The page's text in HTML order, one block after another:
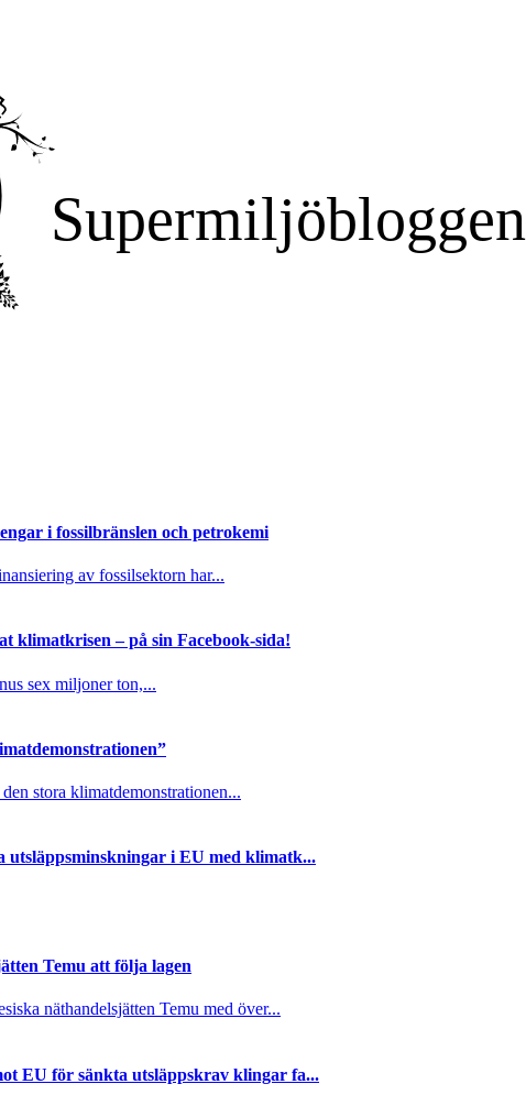
Supermiljöbloggen
i fossilbränslen och petrokemi
av fossilsektorn har...
klimatkrisen – på sin Facebook-sida!
sex miljoner ton,...
stora klimatdemonstrationen...
utsläppsminskningar i EU med klimatk...
Temu att följa lagen
näthandelsjätten Temu med över...
EU för sänkta utsläppskrav klingar fa...